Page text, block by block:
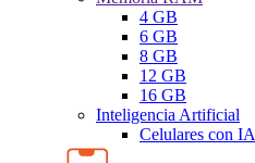
4 GB
6 GB
8 GB
12 GB
16 GB
Inteligencia Artificial
Celulares con IA